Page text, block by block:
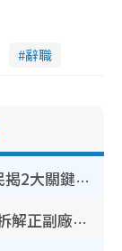
辭職
裝修拆鐵閘隨時變賊人目標？網民揭2大關鍵用途：裝新式等於白裝？附新舊鐵閘分別
網傳公院改用內地/副廠藥？醫生拆解正副廠分別 揭4類人換藥隨時出事